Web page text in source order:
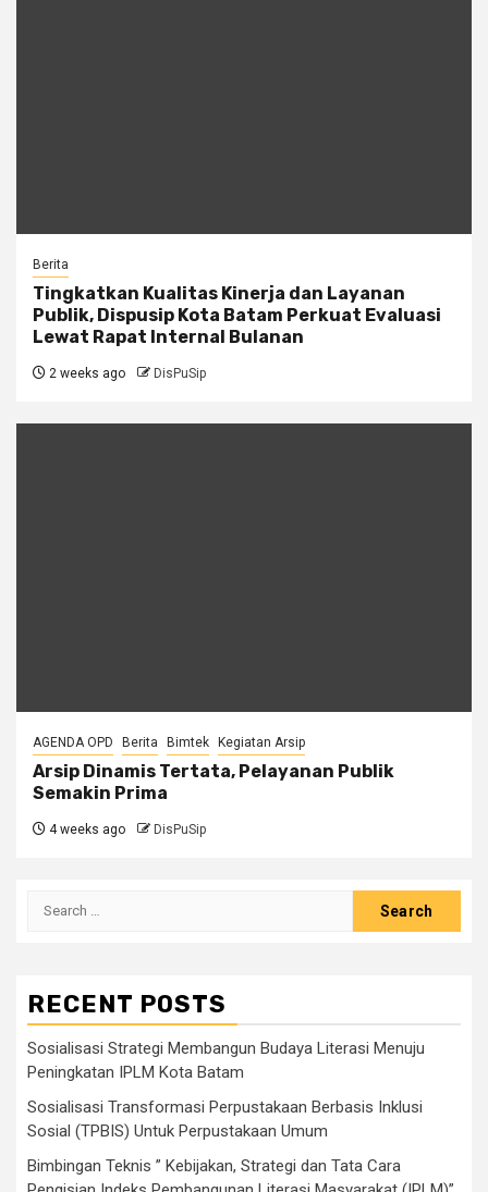
Berita
Tingkatkan Kualitas Kinerja dan Layanan
Publik, Dispusip Kota Batam Perkuat Evaluasi
Lewat Rapat Internal Bulanan
2 weeks ago DisPuSip
AGENDA OPD Berita Bimtek Kegiatan Arsip
Arsip Dinamis Tertata, Pelayanan Publik
Semakin Prima
4 weeks ago DisPuSip
Search
RECENT POSTS
Sosialisasi Strategi Membangun Budaya Literasi Menuju
Peningkatan IPLM Kota Batam
Sosialisasi Transformasi Perpustakaan Berbasis Inklusi
Sosial (TPBIS) Untuk Perpustakaan Umum
Bimbingan Teknis ” Kebijakan, Strategi dan Tata Cara